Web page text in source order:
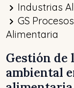
Industrias
GS
Alimentaria
Gestión de
ambiental